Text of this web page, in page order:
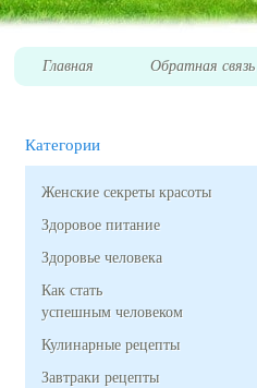
Главная Обратная связь
Категории
Женские секреты красоты
Здоровое питание
Здоровье человека
Как стать
успешным человеком
Кулинарные рецепты
Завтраки рецепты